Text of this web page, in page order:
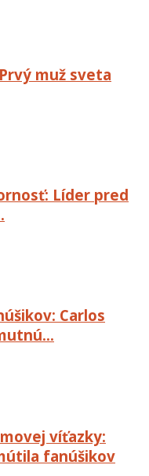
muž sveta
Líder pred
Carlos
víťazky:
fanúšikov